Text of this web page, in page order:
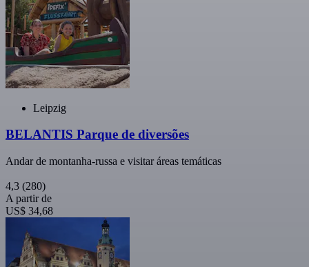
Leipzig
BELANTIS Parque de diversões
Andar de montanha-russa e visitar áreas temáticas
4,3 (280)
A partir de
US$ 34,68